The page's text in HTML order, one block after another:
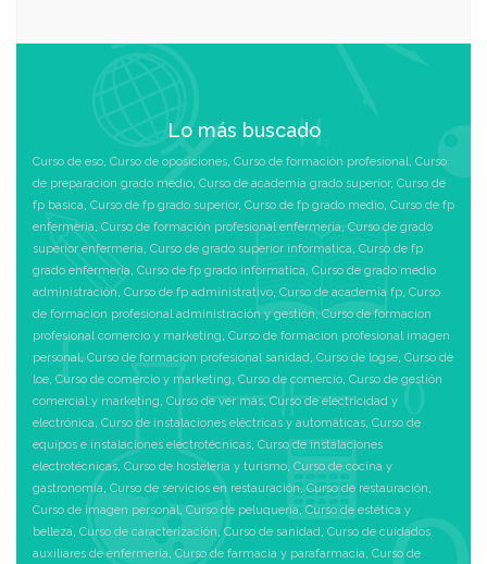
Lo más buscado
Curso de eso, Curso de oposiciones, Curso de formación profesional, Curso
de preparacion grado medio, Curso de academia grado superior, Curso de
fp basica, Curso de fp grado superior, Curso de fp grado medio, Curso de fp
enfermeria, Curso de formación profesional enfermeria,Curso de grado
superior enfermeria, Curso de grado superior informatica, Curso de fp
grado enfermeria, Curso de fp grado informatica, Curso de grado medio
administración, Curso de fp administrativo, Curso de academia fp, Curso
de formacion profesional administración y gestión,Curso de formacion
profesional comercio y marketing, Curso de formacion profesional imagen
personal,Curso de formacion profesional sanidad, Curso de logse, Curso de
loe, Curso de comercio y marketing, Curso de comercio, Curso de gestión
comercial y marketing, Curso de ver más,Curso de electricidad y
electrónica, Curso de instalaciones eléctricas y automáticas, Curso de
equipos e instalaciones electrotécnicas, Curso de instalaciones
electrotécnicas, Curso de hostelería y turismo, Curso de cocina y
gastronomía, Curso de servicios en restauración, Curso de restauración,
Curso de imagen personal, Curso de peluquería,Curso de estética y
belleza, Curso de caracterización,Curso de sanidad, Curso de cuidados
auxiliares de enfermería,Curso de farmacia y parafarmacia, Curso de